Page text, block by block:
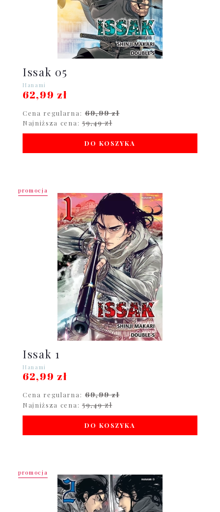
Issak 05
Hanami
62,99 zł
Cena regularna: 69,99 zł
Najniższa cena: 59,49 zł
DO KOSZYKA
Issak 1
Hanami
62,99 zł
Cena regularna: 69,99 zł
Najniższa cena: 59,49 zł
DO KOSZYKA
promocja
promocja